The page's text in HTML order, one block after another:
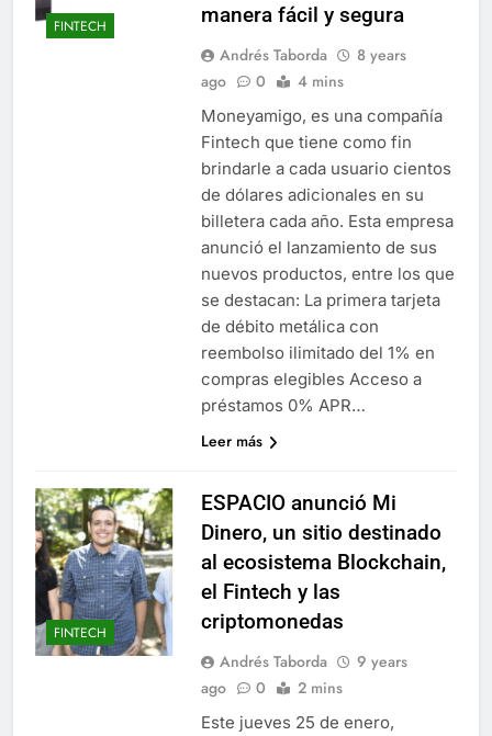
FINTECH
manera fácil y segura
Andrés Taborda
8 years
ago
0 4 mins
Moneyamigo, es una compañía
Fintech que tiene como fin
brindarle a cada usuario cientos
de dólares adicionales en su
billetera cada año. Esta empresa
anunció el lanzamiento de sus
nuevos productos, entre los que
se destacan: La primera tarjeta
de débito metálica con
reembolso ilimitado del 1% en
compras elegibles Acceso a
préstamos 0% APR…
Leer más
FINTECH
ESPACIO anunció Mi
Dinero, un sitio destinado
al ecosistema Blockchain,
el Fintech y las
criptomonedas
Andrés Taborda
9 years
ago
0 2 mins
Este jueves 25 de enero,